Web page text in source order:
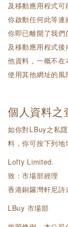
及移動應用程式
你啟動任何此等連
你即已離開了我
及移動應用程式
他資料，一概不
使用其他網址的風
個人資料之
如你對LBuy之私
料，你可按下列
Lofty Limited.
致：市場部經理
香港銅鑼灣軒尼
LBuy 市場部